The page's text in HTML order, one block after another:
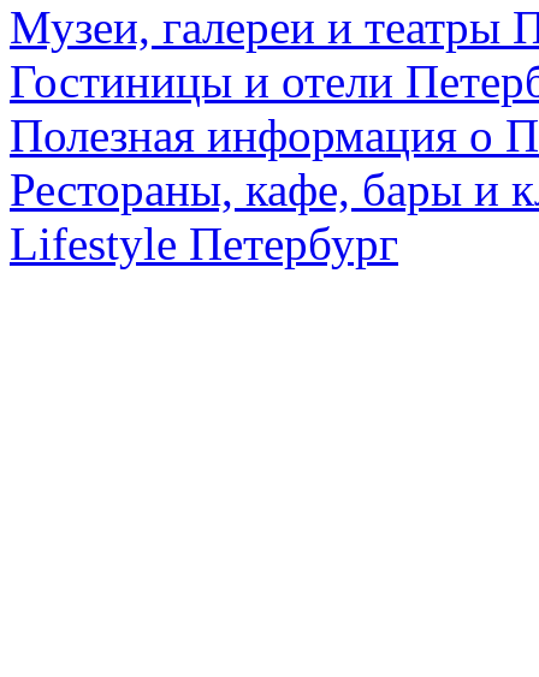
Музеи, галереи и театры
Гостиницы и отели
Полезная информация о
Рестораны, кафе, бары и
Lifestyle Петербург